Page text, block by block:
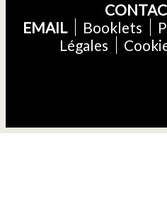
EMAIL
Booklets
Légales